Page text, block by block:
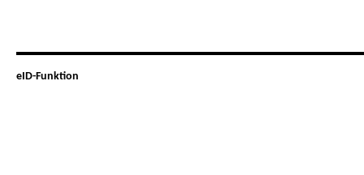
eID-Funktion